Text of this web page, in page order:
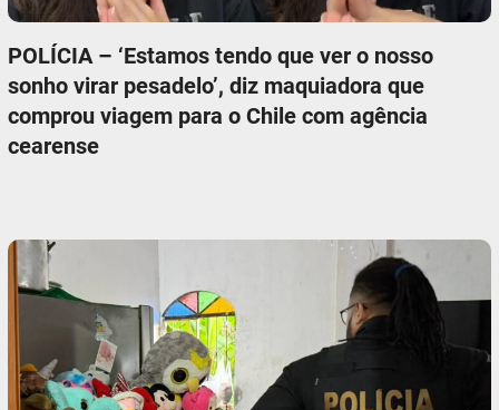
POLÍCIA – ‘Estamos tendo que ver o nosso
sonho virar pesadelo’, diz maquiadora que
comprou viagem para o Chile com agência
cearense